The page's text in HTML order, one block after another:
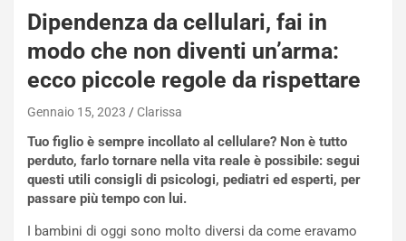
Dipendenza da cellulari, fai in
modo che non diventi un’arma:
ecco piccole regole da rispettare
Gennaio 15, 2023 Clarissa
Tuo figlio è sempre incollato al cellulare? Non è tutto
perduto, farlo tornare nella vita reale è possibile: segui
questi utili consigli di psicologi, pediatri ed esperti, per
passare più tempo con lui.
I bambini di oggi sono molto diversi da come eravamo